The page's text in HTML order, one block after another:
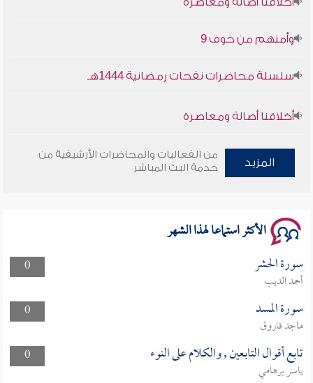
وأمنهم من خوف 9
أخلاقنا أصالة ومعاصرة
سلسلة محاضرات نفحات رمضانية 1444هـ
المزيد
من الفعاليات والمحاضرات الأرشيفية من
خدمة البث المباشر
الأكثر استماعا لهذا الشهر
0 سورة الحشر
أحمد الديب
0
سورة المسد
ماجد فاروق
0
تابع أقوال التابعين , والكلام على النوء
ياسر برهامي